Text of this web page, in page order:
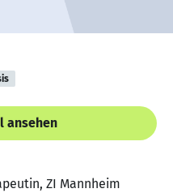
ansehen
ZI Mannheim